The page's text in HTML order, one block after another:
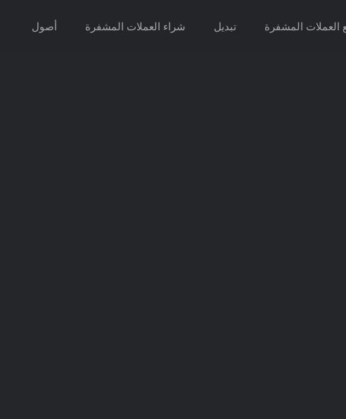
أصول شراء العملات المشفرة تبديل العملات المشفرة